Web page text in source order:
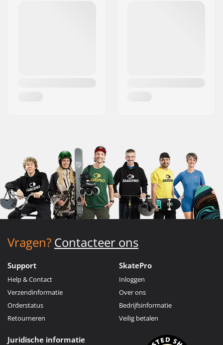
Vragen? Contacteer ons
Support
Help & Contact
Verzendinformatie
Orderstatus
Retourneren
SkatePro
Inloggen
Over ons
Bedrijfsinformatie
Veilig betalen
Juridische informatie